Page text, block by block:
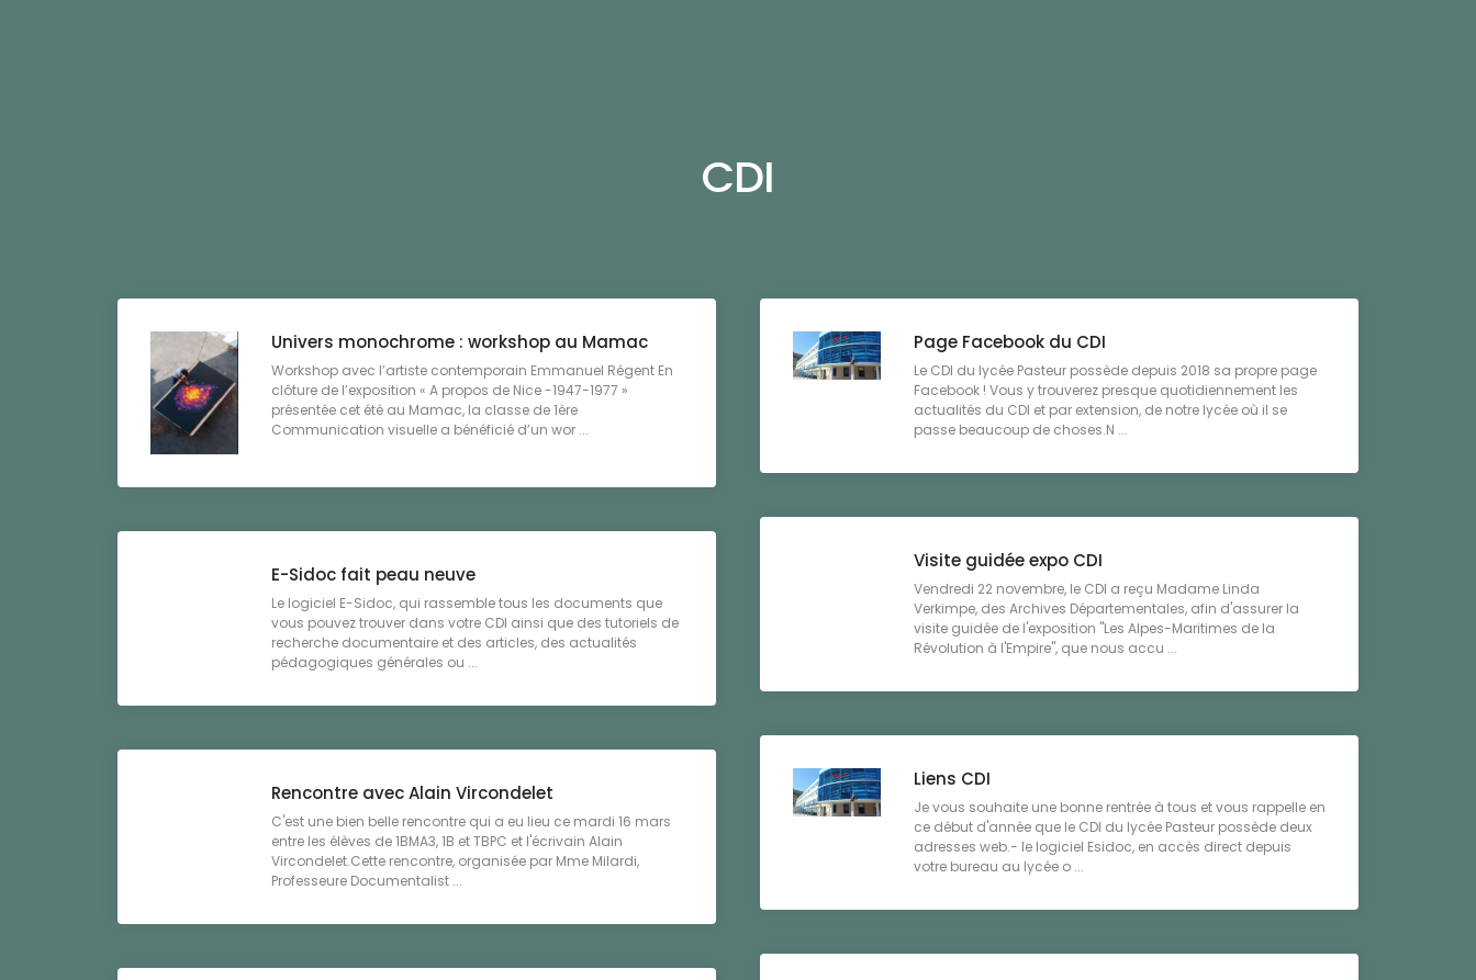
CDI
Univers monochrome : workshop au Mamac
Workshop avec l’artiste contemporain Emmanuel Régent En
clôture de l’exposition « A propos de Nice -1947-1977 »
présentée cet été au Mamac, la classe de 1ère
Communication visuelle a bénéficié d’un wor ...
Page Facebook du CDI
Le CDI du lycée Pasteur possède depuis 2018 sa propre page
Facebook ! Vous y trouverez presque quotidiennement les
actualités du CDI et par extension, de notre lycée où il se
passe beaucoup de choses.N ...
Visite guidée expo CDI
Vendredi 22 novembre, le CDI a reçu Madame Linda
Verkimpe, des Archives Départementales, afin d'assurer la
visite guidée de l'exposition "Les Alpes-Maritimes de la
Révolution à l'Empire", que nous accu ...
E-Sidoc fait peau neuve
Le logiciel E-Sidoc, qui rassemble tous les documents que
vous pouvez trouver dans votre CDI ainsi que des tutoriels de
recherche documentaire et des articles, des actualités
pédagogiques générales ou ...
Liens CDI
Je vous souhaite une bonne rentrée à tous et vous rappelle en
ce début d'année que le CDI du lycée Pasteur possède deux
adresses web.- le logiciel Esidoc, en accès direct depuis
votre bureau au lycée o ...
Rencontre avec Alain Vircondelet
C'est une bien belle rencontre qui a eu lieu ce mardi 16 mars
entre les élèves de 1BMA3, 1B et TBPC et l'écrivain Alain
Vircondelet.Cette rencontre, organisée par Mme Milardi,
Professeure Documentalist ...